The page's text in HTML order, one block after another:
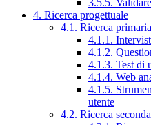
3.5.5.
4. Ricerca progettuale
4.1. Ricerca primaria
4.1.1.
4.1.2.
4.1.3. Test di
4.1.4. Web
4.1.5.
utente
4.2. Ricerca